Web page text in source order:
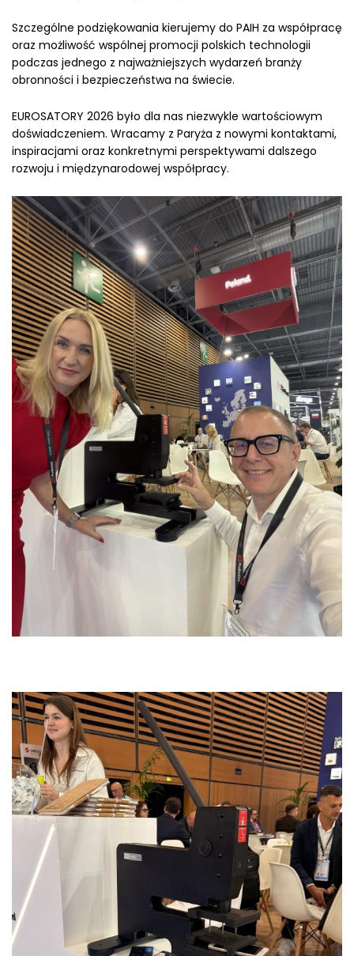
Szczególne podziękowania kierujemy do PAIH za współpracę
oraz możliwość wspólnej promocji polskich technologii
podczas jednego z najważniejszych wydarzeń branży
obronności i bezpieczeństwa na świecie.
EUROSATORY 2026 było dla nas niezwykle wartościowym
doświadczeniem. Wracamy z Paryża z nowymi kontaktami,
inspiracjami oraz konkretnymi perspektywami dalszego
rozwoju i międzynarodowej współpracy.